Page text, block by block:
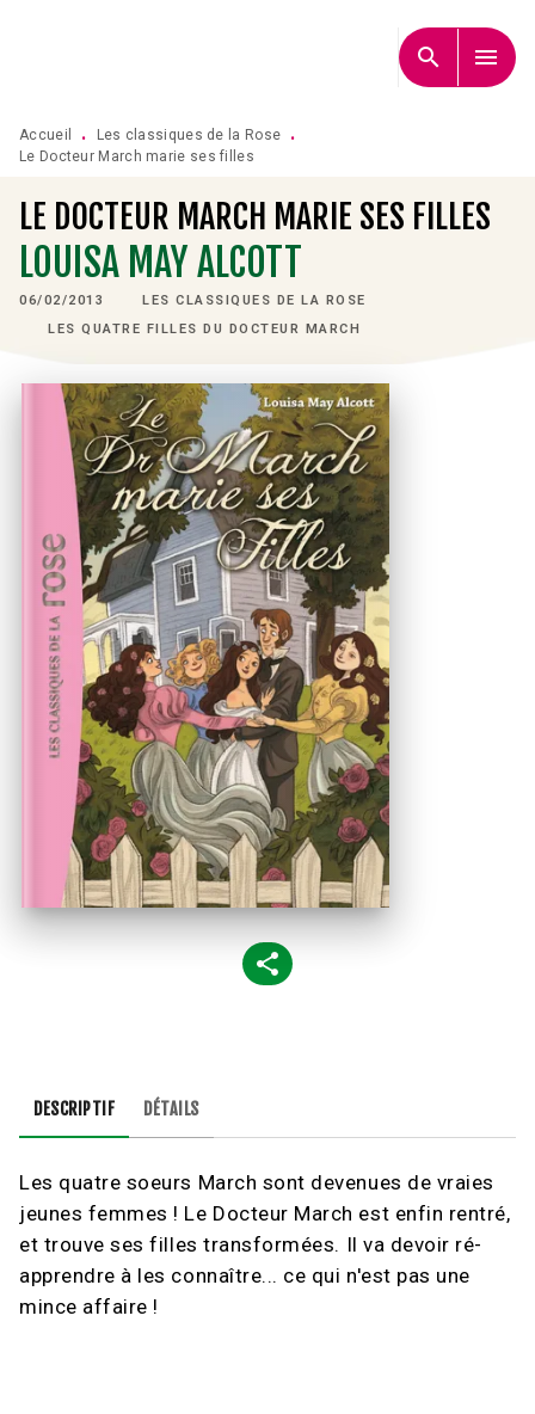
search menu
Accueil • Les classiques de la Rose
•
Le Docteur March marie ses filles
LE DOCTEUR MARCH MARIE SES FILLES
LOUISA MAY ALCOTT
06/02/2013
LES CLASSIQUES DE LA ROSE
LES QUATRE FILLES DU DOCTEUR MARCH
DESCRIPTIF DÉTAILS
Les quatre soeurs March sont devenues de vraies
jeunes femmes ! Le Docteur March est enfin rentré,
et trouve ses filles transformées. Il va devoir ré-
apprendre à les connaître... ce qui n'est pas une
mince affaire !